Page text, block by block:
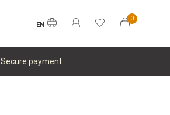
EN
0
Secure payment